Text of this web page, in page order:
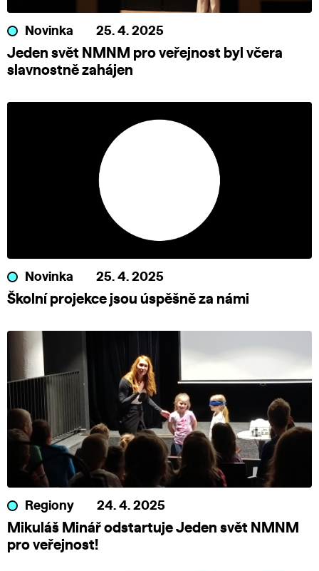
Novinka 25. 4. 2025
Jeden svět NMNM pro veřejnost byl včera
slavnostně zahájen
Novinka 25. 4. 2025
Školní projekce jsou úspěšně za námi
Regiony 24. 4. 2025
Mikuláš Minář odstartuje Jeden svět NMNM
pro veřejnost!